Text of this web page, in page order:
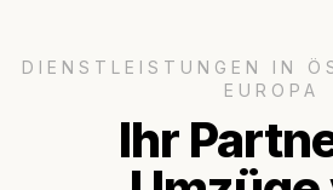
DIENSTLEISTUNGEN IN
EUROPA
Ihr